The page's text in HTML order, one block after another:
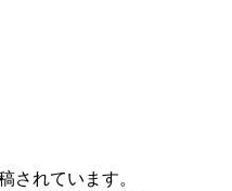
されています。